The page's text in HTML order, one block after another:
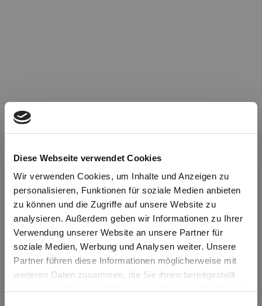
Diese Webseite verwendet Cookies
Wir verwenden Cookies, um Inhalte und Anzeigen zu
personalisieren, Funktionen für soziale Medien anbieten
zu können und die Zugriffe auf unsere Website zu
analysieren. Außerdem geben wir Informationen zu Ihrer
Verwendung unserer Website an unsere Partner für
soziale Medien, Werbung und Analysen weiter. Unsere
Partner führen diese Informationen möglicherweise mit
weiteren Daten zusammen, die Sie ihnen bereitgestellt
Oops!
Something went wrong. Please try refreshing the
app
Refresh